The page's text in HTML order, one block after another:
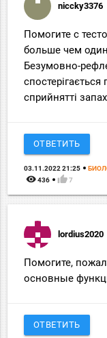
niccky3376
Помогите с
больше чем
Безумовно-
спостерігається
сприйнятті
ОТВЕТИТЬ
03.11.2022 21:25
remove_red_eye 436 thumb_up 7
lordius2020
Помогите,
основные
ОТВЕТИТЬ